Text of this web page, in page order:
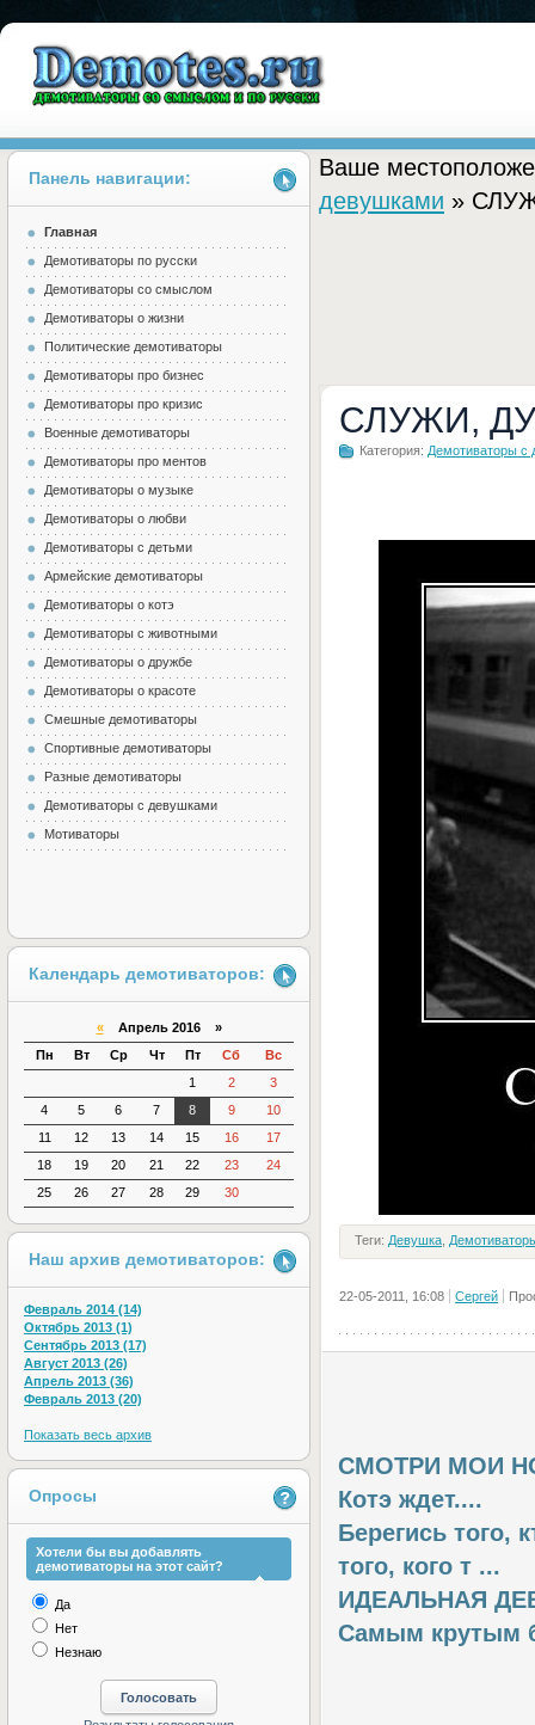
Demotes.ru
Ваше
девушками »
СЛУЖИ,
Категория: Демотиваторы с
Теги: Девушка
22-05-2011, 16:08 Сергей
СМОТРИ МОИ
Котэ ждет....
Берегись того,
того, кого т ...
ИДЕАЛЬНАЯ
Самым крутым
Панель навигации:
Главная
Демотиваторы по русски
Демотиваторы со смыслом
Демотиваторы о жизни
Политические демотиваторы
Демотиваторы про бизнес
Демотиваторы про кризис
Военные демотиваторы
Демотиваторы про ментов
Демотиваторы о музыке
Демотиваторы о любви
Демотиваторы с детьми
Армейские демотиваторы
Демотиваторы о котэ
Демотиваторы с животными
Демотиваторы о дружбе
Демотиваторы о красоте
Смешные демотиваторы
Спортивные демотиваторы
Разные демотиваторы
Демотиваторы с девушками
Мотиваторы
Календарь демотиваторов:
«Апрель 2016 »
Пн
Вт Ср Чт Пт Сб
Вс
1
2
3
4
5 6 7 8 9
10
11
12 13 14 15 16
17
18
19 20 21 22 23
24
25
26 27 28 29 30
Наш архив демотиваторов:
Февраль 2014 (14)
Октябрь 2013 (1)
Сентябрь 2013 (17)
Август 2013 (26)
Апрель 2013 (36)
Февраль 2013 (20)
Показать весь архив
Опросы
Хотели бы вы добавлять
демотиваторы на этот сайт?
Да
Нет
Незнаю